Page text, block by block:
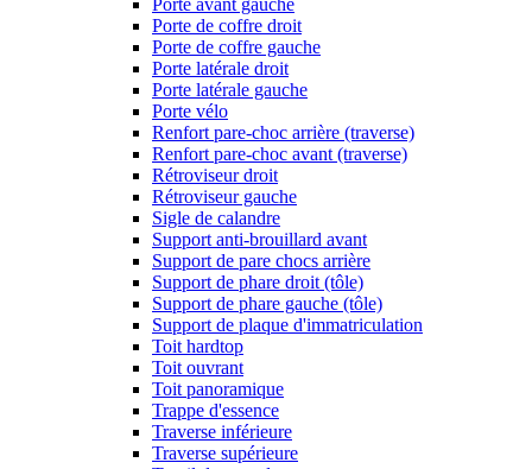
Porte avant gauche
Porte de coffre droit
Porte de coffre gauche
Porte latérale droit
Porte latérale gauche
Porte vélo
Renfort pare-choc arrière (traverse)
Renfort pare-choc avant (traverse)
Rétroviseur droit
Rétroviseur gauche
Sigle de calandre
Support anti-brouillard avant
Support de pare chocs arrière
Support de phare droit (tôle)
Support de phare gauche (tôle)
Support de plaque d'immatriculation
Toit hardtop
Toit ouvrant
Toit panoramique
Trappe d'essence
Traverse inférieure
Traverse supérieure